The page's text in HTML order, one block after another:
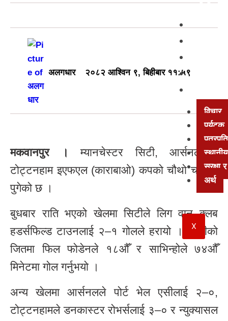
विचार
पर्यटक
सुरक्षा
अर्थ
X
अलगधार २०८२ आश्विन ९, बिहीबार ११:५९
मकवानपुर ।
म्यानचेस्टर सिटी, आर्सनल र
टोट्टनहाम इएफएल (काराबाओ) कपको चौथो चरणमा
पुगेको छ ।
बुधबार राति भएको खेलमा सिटीले लिग वान क्लब
हडर्सफिल्ड टाउनलाई‌ २–१ गोलले हरायो । सिटीको
जितमा फिल फोडेनले १८औँ र साभिन्होले ७४औँ
मिनेटमा गोल गर्नुभयो ।
अन्य खेलमा आर्सनलले पोर्ट भेल एसीलाई २–०,
टोट्टनहामले डनकास्टर रोभर्सलाई ३–० र न्युक्यासल